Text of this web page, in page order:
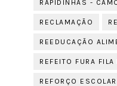
RAPIDINHAS -
RECLAMAÇÃO
REEDUCAÇÃO
REFEITO FURA
REFORÇO ESCOLAR